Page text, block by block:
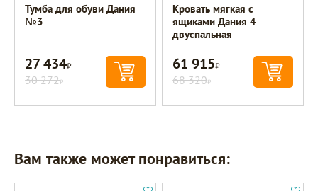
Тумба для обуви Дания
№3
27 434Р
30 272Р
Кровать мягкая с
ящиками Дания 4
двуспальная
61 915Р
68 320Р
Вам также может понравиться: